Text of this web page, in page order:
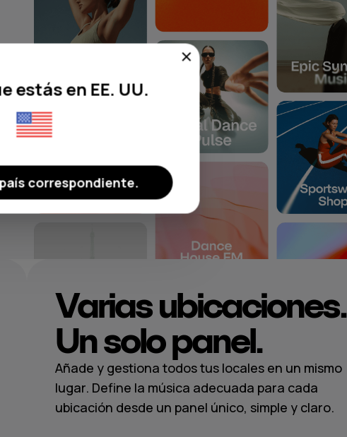
Varias ubicaciones.
Un solo panel.
Añade y gestiona todos tus locales en un mismo
lugar. Define la música adecuada para cada
ubicación desde un panel único, simple y claro.
estás en EE. UU.
correspondiente.